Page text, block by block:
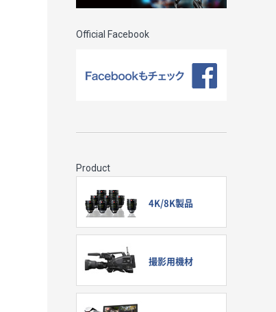
Official Facebook
Product
4K/8K製品
撮影用機材